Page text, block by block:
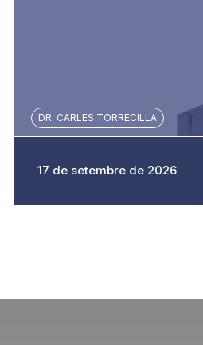
DR. CARLES TORRECILLA
17 de setembre de 2026